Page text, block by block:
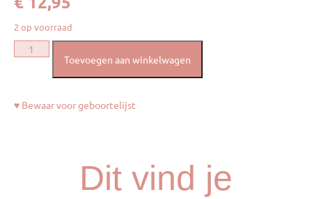
2 op voorraad
Toevoegen aan winkelwagen
♥ Bewaar voor geboortelijst
Dit vind je